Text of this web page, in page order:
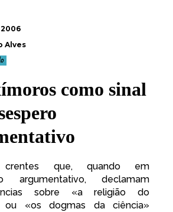
Alves
como sinal
crentes que, quando em
argumentativo, declamam
sobre «a religião do
ou «os dogmas da ciência»